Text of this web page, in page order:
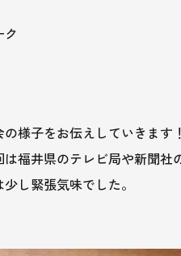
様子をお伝えしていきます！
福井県のテレビ局や新聞社
し緊張気味でした。